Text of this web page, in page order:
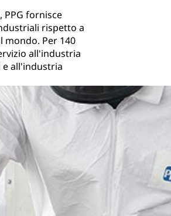
PPG fornisce
rispetto a
mondo. Per 140
all'industria
all'industria